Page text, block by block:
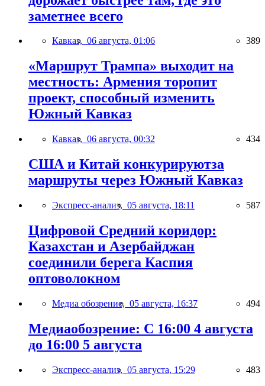
заметнее всего
Кавказ, 06 августа, 01:06 389
«Маршрут Трампа» выходит на
местность: Армения торопит
проект, способный изменить
Южный Кавказ
Кавказ, 06 августа, 00:32 434
США и Китай конкурируютза
маршруты через Южный Кавказ
Экспресс-анализ, 05 августа, 18:11 587
Цифровой Средний коридор:
Казахстан и Азербайджан
соединили берега Каспия
оптоволокном
Медиа обозрение, 05 августа, 16:37 494
Медиаобозрение: С 16:00 4 августа
до 16:00 5 августа
Экспресс-анализ, 05 августа, 15:29 483